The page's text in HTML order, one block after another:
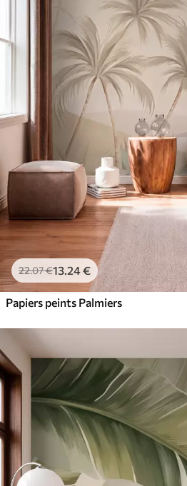
22.07€13.24€
Papiers peints Palmiers